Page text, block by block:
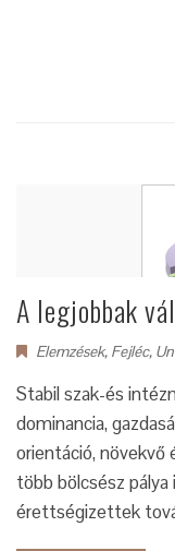
A legjobbak
Elemzések, Fejléc,
Stabil szak-és
dominancia,
orientáció, növekvő
több bölcsész pálya
érettségizettek